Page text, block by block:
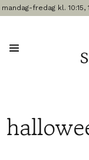
fredag kl. 10:15,